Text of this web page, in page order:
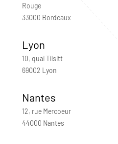
Rouge
33000 Bordeaux
Lyon
10, quai Tilsitt
69002 Lyon
Nantes
12, rue Mercoeur
44000 Nantes